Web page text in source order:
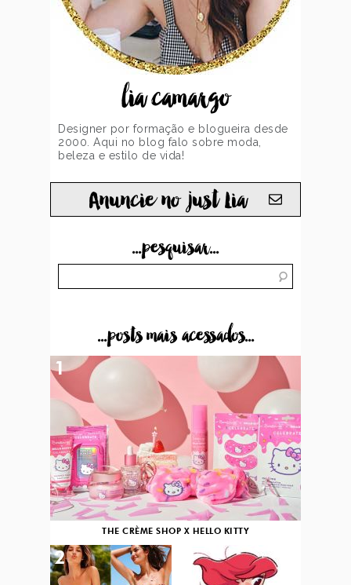
lia camargo
Designer por formação e blogueira desde
2000. Aqui no blog falo sobre moda,
beleza e estilo de vida!
Anuncie no just Lia
...pesquisar...
...posts mais acessados...
THE CRÈME SHOP X HELLO KITTY
1
2 3